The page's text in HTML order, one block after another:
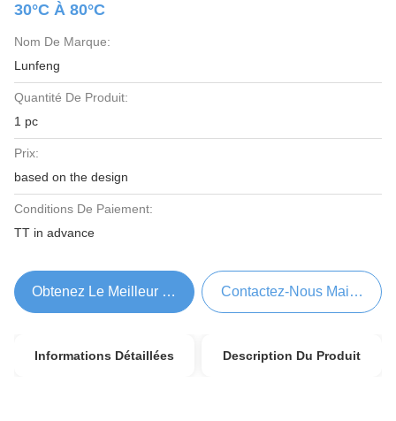
30°C À 80°C
Nom De Marque:
Lunfeng
Quantité De Produit:
1 pc
Prix:
based on the design
Conditions De Paiement:
TT in advance
Obtenez Le Meilleur Prix Contactez-Nous Maintenant
Informations Détaillées Description Du Produit